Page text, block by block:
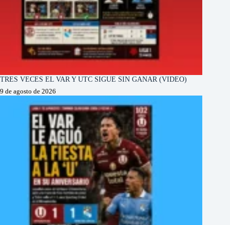
TRES VECES EL VAR Y UTC SIGUE SIN GANAR (VIDEO)
9 de agosto de 2026